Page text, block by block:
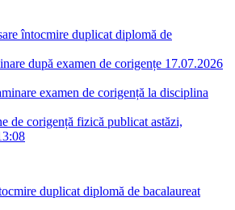
întocmire duplicat diplomă de
după examen de corigențe 17.07.2026
examen de corigență la disciplina
de corigență fizică publicat astăzi,
duplicat diplomă de bacalaureat